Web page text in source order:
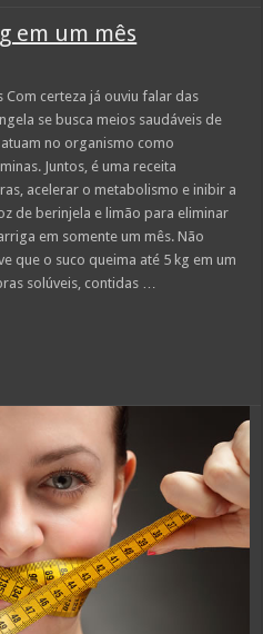
em um mês
Com certeza já ouviu falar das
se busca meios saudáveis de
no organismo como
Juntos, é uma receita
acelerar o metabolismo e inibir a
de berinjela e limão para eliminar
em somente um mês. Não
que o suco queima até 5 kg em um
solúveis, contidas …